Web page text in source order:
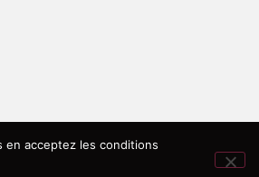
en acceptez les conditions